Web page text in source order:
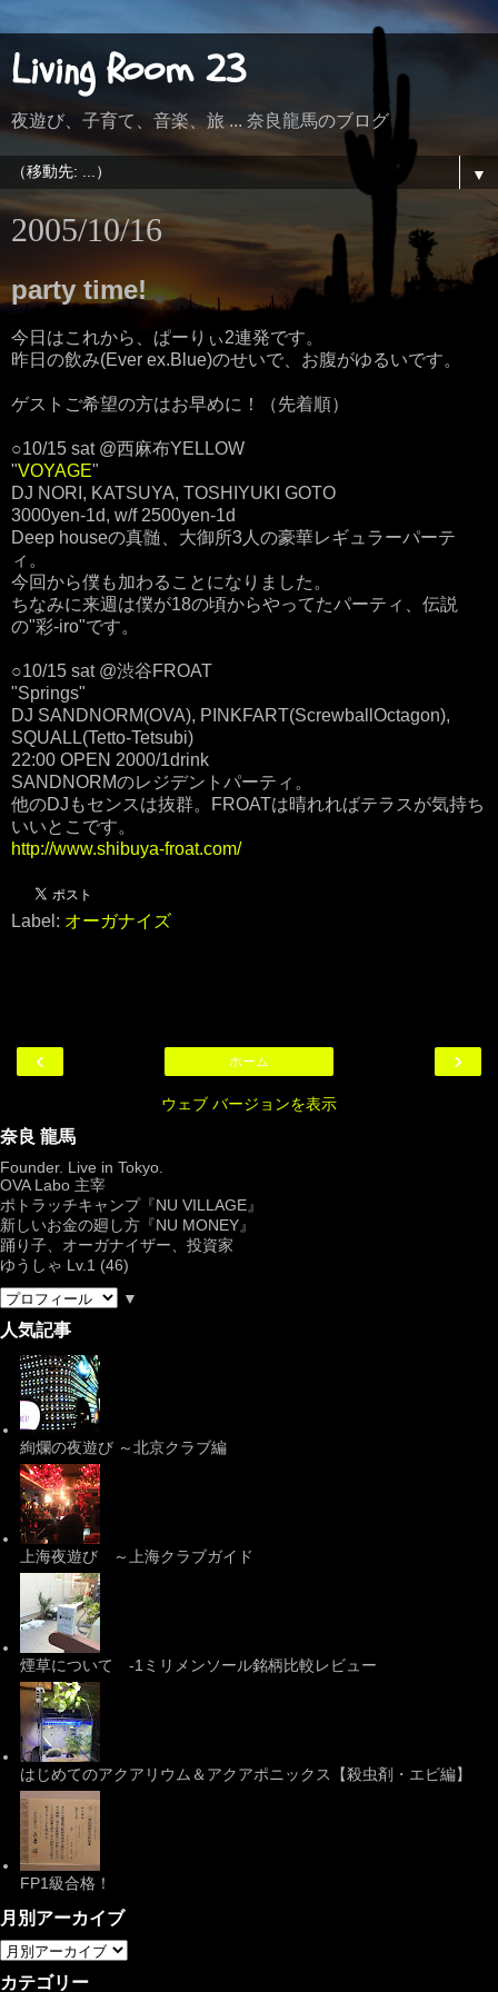
Living Room 23
夜遊び、子育て、音楽、旅 ... 奈良龍馬のブログ
▼
2005/10/16
party time!
今日はこれから、ぱーりぃ2連発です。
昨日の飲み(Ever ex.Blue)のせいで、お腹がゆるいです。
ゲストご希望の方はお早めに！（先着順）
○10/15 sat @西麻布YELLOW
"VOYAGE"
DJ NORI, KATSUYA, TOSHIYUKI GOTO
3000yen-1d, w/f 2500yen-1d
Deep houseの真髄、大御所3人の豪華レギュラーパーテ
ィ。
今回から僕も加わることになりました。
ちなみに来週は僕が18の頃からやってたパーティ、伝説
の"彩-iro"です。
○10/15 sat @渋谷FROAT
"Springs"
DJ SANDNORM(OVA), PINKFART(ScrewballOctagon),
SQUALL(Tetto-Tetsubi)
22:00 OPEN 2000/1drink
SANDNORMのレジデントパーティ。
他のDJもセンスは抜群。FROATは晴れればテラスが気持ち
いいとこです。
http://www.shibuya-froat.com/
Label: オーガナイズ
‹ ›
ホーム
ウェブ バージョンを表示
奈良 龍馬
Founder. Live in Tokyo.
OVA Labo 主宰
ポトラッチキャンプ『NU VILLAGE』
新しいお金の廻し方『NU MONEY』
踊り子、オーガナイザー、投資家
ゆうしゃ Lv.1 (46)
▼
人気記事
絢爛の夜遊び ～北京クラブ編
上海夜遊び ～上海クラブガイド
煙草について -1ミリメンソール銘柄比較レビュー
はじめてのアクアリウム＆アクアポニックス【殺虫剤・エビ編】
FP1級合格！
月別アーカイブ
カテゴリー